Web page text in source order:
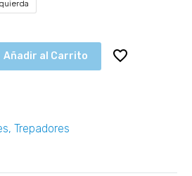
Añadir al Carrito
, Trepadores